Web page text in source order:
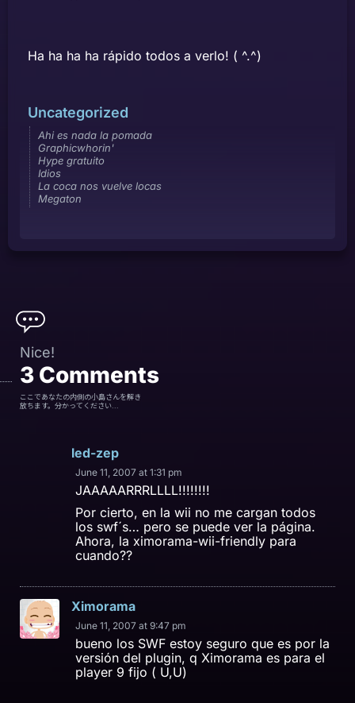
Ha ha ha ha rápido todos a verlo! ( ^.^)
Uncategorized
Ahi es nada la pomada
Graphicwhorin'
Hype gratuito
Idios
La coca nos vuelve locas
Megaton
Nice!
3 Comments
ここであなたの内側の小島さんを解き
放ちます。分かってください...
led-zep
June 11, 2007 at 1:31 pm
JAAAAARRRLLLL!!!!!!!!
Por cierto, en la wii no me cargan todos
los swf´s… pero se puede ver la página.
Ahora, la ximorama-wii-friendly para
cuando??
Ximorama
June 11, 2007 at 9:47 pm
bueno los SWF estoy seguro que es por la
versión del plugin, q Ximorama es para el
player 9 fijo ( U,U)